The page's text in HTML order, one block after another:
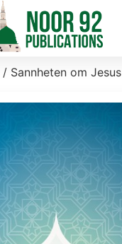
/ Sannheten om Jesus